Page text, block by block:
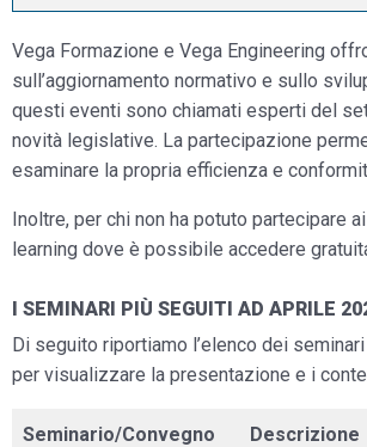
Vega Formazione e Vega Engineering
sull’aggiornamento normativo e sullo
questi eventi sono chiamati esperti del
novità legislative. La partecipazione
esaminare la propria efficienza e
Inoltre, per chi non ha potuto partecipare
learning dove è possibile accedere
I SEMINARI PIÙ SEGUITI AD APRILE
Di seguito riportiamo l’elenco dei
per visualizzare la presentazione e i
Seminario/Convegno Descrizione